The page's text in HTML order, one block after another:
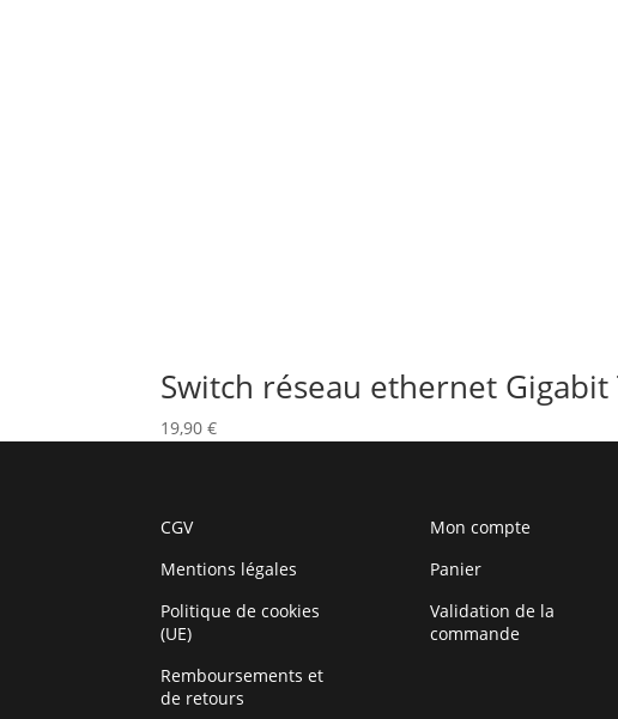
Switch réseau ethernet Gigabit
19,90€
CGV
Mentions légales
Politique de cookies
(UE)
Remboursements et
de retours
Mon compte
Panier
Validation de la
commande